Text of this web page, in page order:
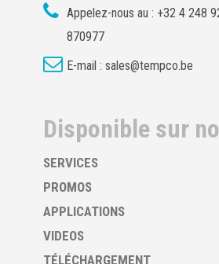
Appelez-nous au : +32 4 248
870977
E-mail : sales@tempco.be
Disponible sur
SERVICES
PROMOS
APPLICATIONS
VIDEOS
TÉLÉCHARGEMENT